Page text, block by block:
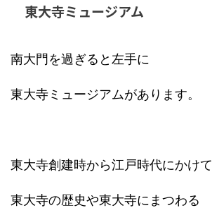
東大寺ミュージアム
南大門を過ぎると左手に
東大寺ミュージアムがあります。
東大寺創建時から江戸時代にかけて
東大寺の歴史や東大寺にまつわる